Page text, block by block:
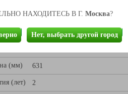
НАХОДИТЕСЬ В Г. Москва?
Нет, выбрать другой город
(мм) 1327
(мм) 553
(мм) 631
(лет) 2